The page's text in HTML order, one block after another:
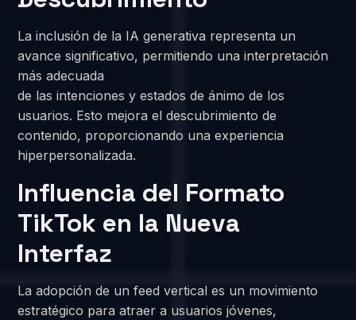
La inclusión de la IA generativa representa un
avance significativo, permitiendo una interpretación
más adecuada
de las intenciones y estados de ánimo de los
usuarios. Esto mejora el descubrimiento de
contenido, proporcionando una experiencia
hiperpersonalizada.
Influencia del Formato
TikTok en la Nueva
Interfaz
La adopción de un feed vertical es un movimiento
estratégico para atraer a usuarios jóvenes,